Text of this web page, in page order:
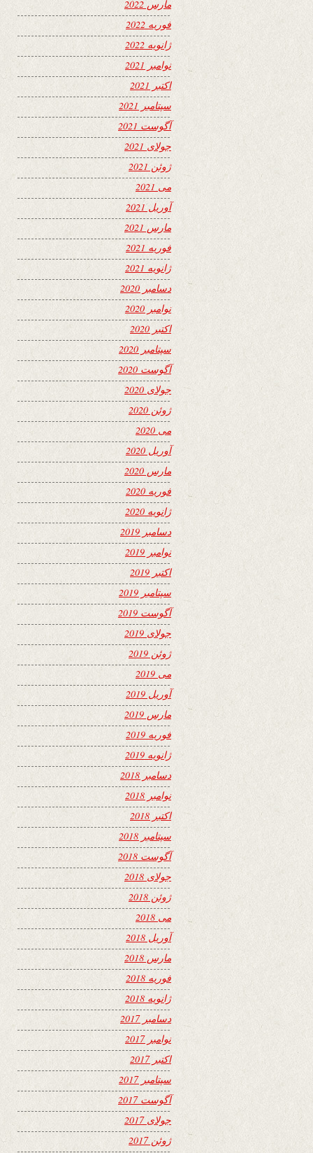
مارس 2022
فوریه 2022
ژانویه 2022
نوامبر 2021
اکتبر 2021
سپتامبر 2021
آگوست 2021
جولای 2021
ژوئن 2021
می 2021
آوریل 2021
مارس 2021
فوریه 2021
ژانویه 2021
دسامبر 2020
نوامبر 2020
اکتبر 2020
سپتامبر 2020
آگوست 2020
جولای 2020
ژوئن 2020
می 2020
آوریل 2020
مارس 2020
فوریه 2020
ژانویه 2020
دسامبر 2019
نوامبر 2019
اکتبر 2019
سپتامبر 2019
آگوست 2019
جولای 2019
ژوئن 2019
می 2019
آوریل 2019
مارس 2019
فوریه 2019
ژانویه 2019
دسامبر 2018
نوامبر 2018
اکتبر 2018
سپتامبر 2018
آگوست 2018
جولای 2018
ژوئن 2018
می 2018
آوریل 2018
مارس 2018
فوریه 2018
ژانویه 2018
دسامبر 2017
نوامبر 2017
اکتبر 2017
سپتامبر 2017
آگوست 2017
جولای 2017
ژوئن 2017